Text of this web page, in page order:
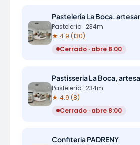
Pastelería La Boca,
Pastelería · 234m
★ 4.9 (130)
Cerrado · abre 8:00
Pastisseria La Boca,
Pastelería · 234m
★ 4.9 (8)
Cerrado · abre 8:00
Confiteria PADRENY